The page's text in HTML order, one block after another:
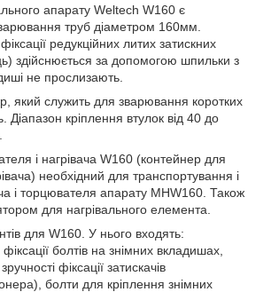
апарату Weltech W160 є
труб діаметром 160мм.
редукційних литих затискних
здійснюється за допомогою шпильки з
не прослизають.
який служить для зварювання коротких
Діапазон кріплення втулок від 40 до
і нагрівача W160 (контейнер для
необхідний для транспортування і
і торцювателя апарату MHW160. Також
для нагрівального елемента.
для W160. У нього входять:
болтів на знімних вкладишах,
фіксації затискачів
болти для кріплення знімних